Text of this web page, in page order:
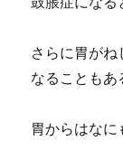
さらに胃がね
なることもあ
胃からはなに